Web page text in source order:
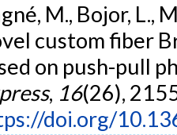
M., Bojor, L.,
custom fiber
on push-pull
, 16(26),
doi.org/